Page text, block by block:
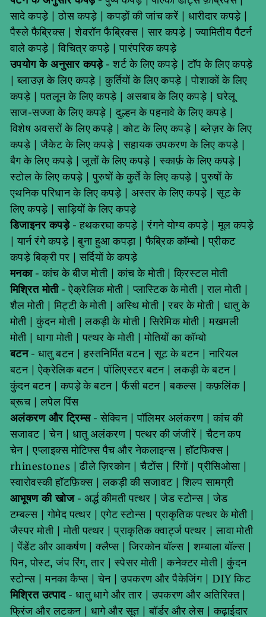
सादे कपड़े|ठोस कपड़े|कपड़ों की जांच करें | धारीदार कपड़े|
पैस्ले फैब्रिक्स|शेवरॉन फैब्रिक्स|सार कपड़े|ज्यामितीय पैटर्न
वाले कपड़े|विचित्र कपड़े|पारंपरिक कपड़े
उपयोग के अनुसार कपड़े-शर्ट के लिए कपड़े|टॉप के लिए कपड़े
|ब्लाउज़ के लिए कपड़े|कुर्तियों के लिए कपड़े|पोशाकों के लिए
कपड़े|पतलून के लिए कपड़े |असबाब के लिए कपड़े|घरेलू
साज-सज्जा के लिए कपड़े|दुल्हन के पहनावे के लिए कपड़े|
विशेष अवसरों के लिए कपड़े |कोट के लिए कपड़े |ब्लेज़र के लिए
कपड़े|जैकेट के लिए कपड़े |सहायक उपकरण के लिए कपड़े |
बैग के लिए कपड़े|जूतों के लिए कपड़े|स्कार्फ़ के लिए कपड़े|
स्टोल के लिए कपड़े|पुरुषों के कुर्ते के लिए कपड़े|पुरुषों के
एथनिक परिधान के लिए कपड़े| अस्तर के लिए कपड़े|सूट के
लिए कपड़े|साड़ियों के लिए कपड़े
डिजाइनर कपड़े-हथकरघा कपड़े|रंगने योग्य कपड़े |मूल कपड़े
|यार्न रंगे कपड़े|बुना हुआ कपड़ा|फैब्रिक कॉम्बो|प्रीकट
कपड़े बिक्री पर |सर्दियों के कपड़े
मनका-कांच के बीज मोती|कांच के मोती|क्रिस्टल मोती
मिश्रित मोती-ऐक्रेलिक मोती|प्लास्टिक के मोती|राल मोती|
शैल मोती|मिट्टी के मोती| अस्थि मोती|रबर के मोती| धातु के
मोती|कुंदन मोती|लकड़ी के मोती|सिरेमिक मोती|मखमली
मोती|धागा मोती|पत्थर के मोती|मोतियों का कॉम्बो
बटन- धातु बटन |हस्तनिर्मित बटन |सूट के बटन |नारियल
बटन|ऐक्रेलिक बटन|पॉलिएस्टर बटन|लकड़ी के बटन|
कुंदन बटन|कपड़े के बटन|फैंसी बटन|बकल्स|कफ़लिंक|
ब्रूच |लपेल पिंस
अलंकरण और ट्रिम्स-सेक्विन|पॉलिमर अलंकरण |कांच की
सजावट|चेन| धातु अलंकरण |पत्थर की जंजीरें |चैटन कप
चेन|एप्लाइक्स मोटिफ्स पैच और नेकलाइन्स|हॉटफिक्स |
rhinestones |ढीले ज़िरकोन |चैटोंस|रिंगों|प्रीसिओसा|
स्वारोवस्की हॉटफ़िक्स|लकड़ी की सजावट |शिल्प सामग्री
आभूषण की खोज- अर्द्ध कीमती पत्थर |जेड स्टोन्स|जेड
टम्बल्स|गोमेद पत्थर |एगेट स्टोन्स|प्राकृतिक पत्थर के मोती|
जैस्पर मोती|मोती पत्थर |प्राकृतिक क्वार्ट्ज पत्थर |लावा मोती
|पेंडेंट और आकर्षण|क्लैप्स|जिरकोन बॉल्स|शम्बाला बॉल्स|
पिन, पोस्ट, जंप रिंग, तार |स्पेसर मोती |कनेक्टर मोती|कुंदन
स्टोन्स|मनका कैप्स|चेन|उपकरण और पैकेजिंग| DIY किट
मिश्रित उत्पाद-धातु धागे और तार |उपकरण और अतिरिक्त|
फ्रिंज और लटकन | धागे और सूत |बॉर्डर और लेस|कढ़ाईदार